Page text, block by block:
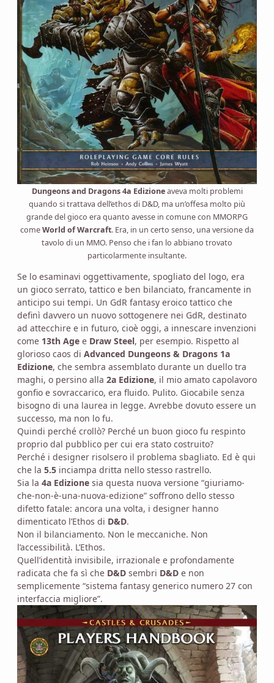
Dungeons and Dragons 4a Edizioneaveva molti problemi
quando si trattava dell’ethos di D&D, ma un’offesa molto più
grande del gioco era quanto avesse in comune con MMORPG
comeWorld of Warcraft. Era, in un certo senso, una versione da
tavolo di un MMO. Penso che i fan lo abbiano trovato
particolarmente insultante.
Se lo esaminavi oggettivamente, spogliato del logo, era
un gioco serrato, tattico e ben bilanciato, francamente in
anticipo sui tempi. Un GdR fantasy eroico tattico che
definì davvero un nuovo sottogenere nei GdR, destinato
ad attecchire e in futuro, cioè oggi, a innescare invenzioni
come 13th Age e Draw Steel, per esempio. Rispetto al
glorioso caos di Advanced Dungeons & Dragons 1a
Edizione, che sembra assemblato durante un duello tra
maghi, o persino alla 2a Edizione, il mio amato capolavoro
gonfio e sovraccarico, era fluido. Pulito. Giocabile senza
bisogno di una laurea in legge. Avrebbe dovuto essere un
successo, ma non lo fu.
Quindi perché crollò? Perché un buon gioco fu respinto
proprio dal pubblico per cui era stato costruito?
Perché i designer risolsero il problema sbagliato. Ed è qui
che la 5.5 inciampa dritta nello stesso rastrello.
Sia la 4a Edizione sia questa nuova versione “giuriamo-
che-non-è-una-nuova-edizione” soffrono dello stesso
difetto fatale: ancora una volta, i designer hanno
dimenticato l’Ethos di D&D.
Non il bilanciamento. Non le meccaniche. Non
l’accessibilità. L’Ethos.
Quell’identità invisibile, irrazionale e profondamente
radicata che fa sì che D&D sembri D&D e non
semplicemente “sistema fantasy generico numero 27 con
interfaccia migliore”.